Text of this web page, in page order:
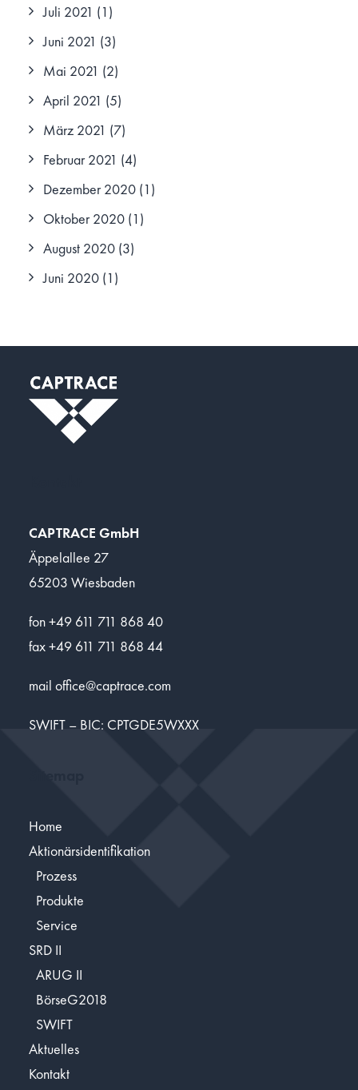
Juli 2021 (1)
Juni 2021 (3)
Mai 2021 (2)
April 2021 (5)
März 2021 (7)
Februar 2021 (4)
Dezember 2020 (1)
Oktober 2020 (1)
August 2020 (3)
Juni 2020 (1)
CAPTRACE GmbH
Äppelallee 27
65203 Wiesbaden
fon +49 611 711 868 40
fax +49 611 711 868 44
mail office@captrace.com
SWIFT – BIC: CPTGDE5WXXX
Home
Aktionärsidentifikation
Prozess
Produkte
Service
SRD II
ARUG II
BörseG2018
SWIFT
Aktuelles
Kontakt